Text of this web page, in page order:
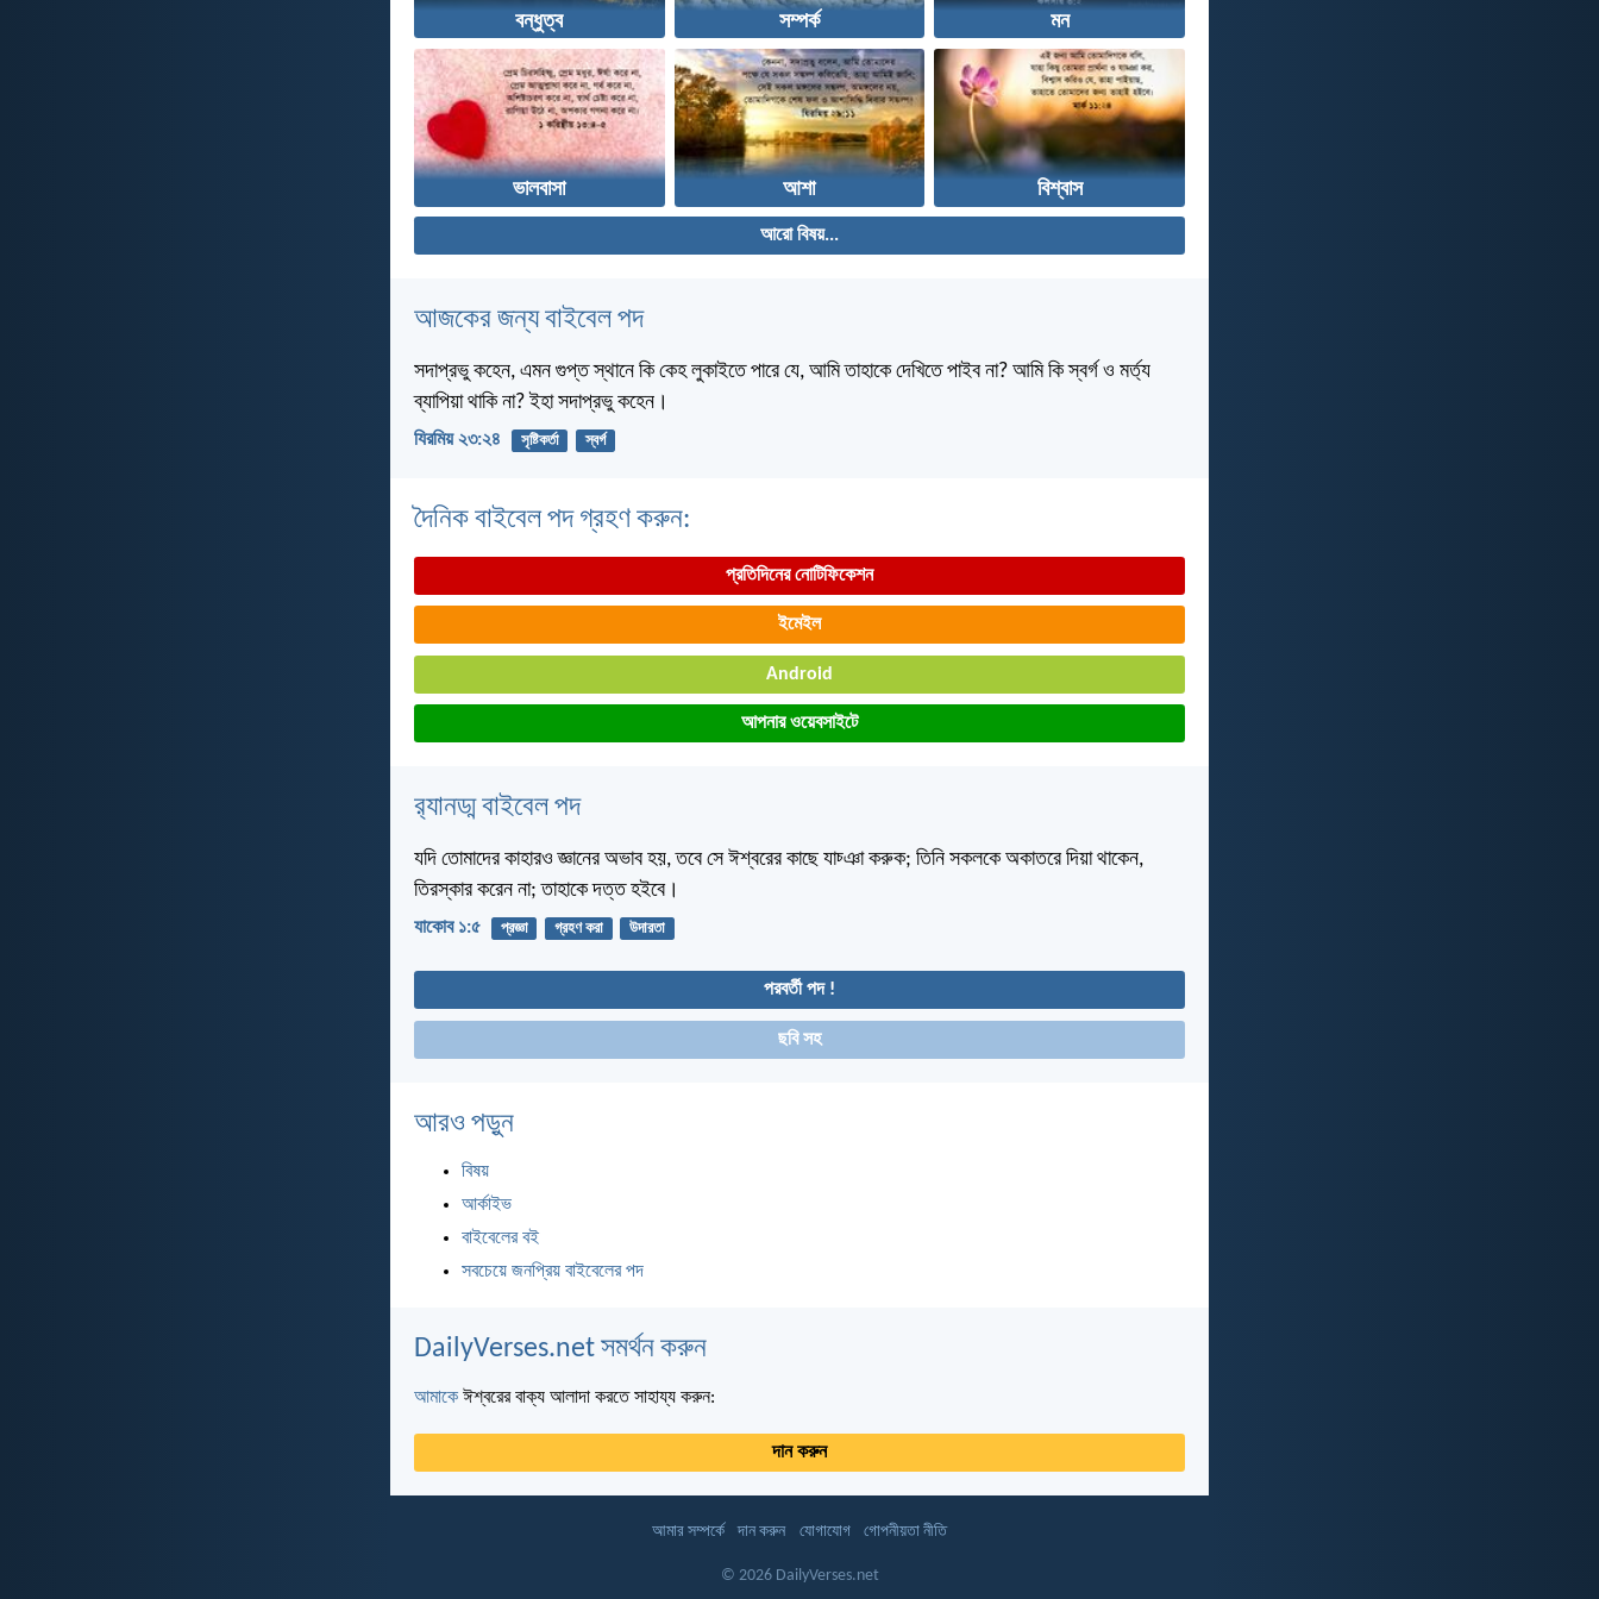
বন্ধুত্ব সম্পর্ক মন
ভালবাসা আশা বিশ্বাস
আরো বিষয়...
আজকের জন্য বাইবেল পদ
সদাপ্রভু কহেন, এমন গুপ্ত স্থানে কি কেহ লুকাইতে পারে যে, আমি তাহাকে দেখিতে পাইব না? আমি কি স্বর্গ ও মর্ত্য
ব্যাপিয়া থাকি না? ইহা সদাপ্রভু কহেন।
যিরমিয় ২৩:২৪ সৃষ্টিকর্তা স্বর্গ
দৈনিক বাইবেল পদ গ্রহণ করুন:
প্রতিদিনের নোটিফিকেশন
ইমেইল
Android
আপনার ওয়েবসাইটে
র‌্যানড্ম বাইবেল পদ
যদি তোমাদের কাহারও জ্ঞানের অভাব হয়, তবে সে ঈশ্বরের কাছে যাচ্ঞা করুক; তিনি সকলকে অকাতরে দিয়া থাকেন,
তিরস্কার করেন না; তাহাকে দত্ত হইবে।
যাকোব ১:৫ প্রজ্ঞা গ্রহণ করা উদারতা
পরবর্তী পদ !
ছবি সহ
আরও পড়ুন
বিষয়
আর্কাইভ
বাইবেলের বই
সবচেয়ে জনপ্রিয় বাইবেলের পদ
DailyVerses.net সমর্থন করুন
আমাকে ঈশ্বরের বাক্য আলাদা করতে সাহায্য করুন:
দান করুন
আমার সম্পর্কে দান করুন যোগাযোগ গোপনীয়তা নীতি
© 2026 DailyVerses.net